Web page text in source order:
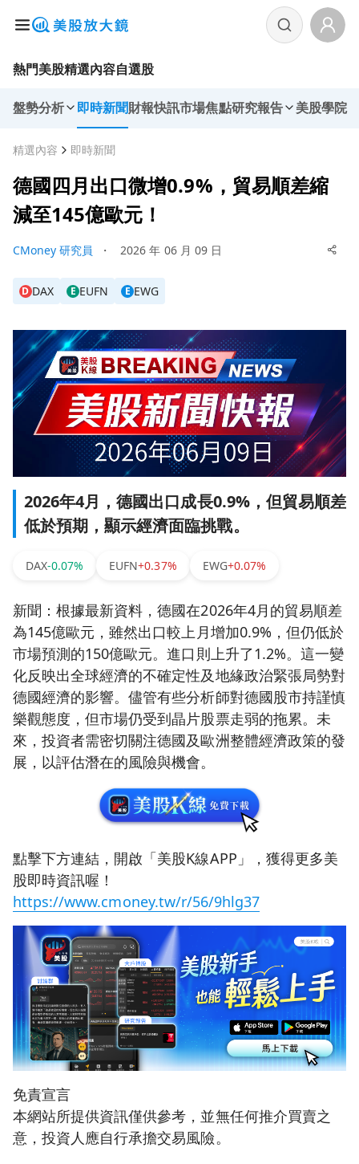
熱門美股精選內容自選股
盤勢分析 即時新聞財報快訊市場焦點研究報告 美股學院
精選內容 即時新聞
德國四月出口微增0.9%，貿易順差縮
減至145億歐元！
CMoney 研究員 ・ 2026 年 06 月 09 日
D DAX E EUFN E EWG
2026年4月，德國出口成長0.9%，但貿易順差
低於預期，顯示經濟面臨挑戰。
DAX-0.07% EUFN+0.37% EWG+0.07%
新聞：根據最新資料，德國在2026年4月的貿易順差
為145億歐元，雖然出口較上月增加0.9%，但仍低於
市場預測的150億歐元。進口則上升了1.2%。這一變
化反映出全球經濟的不確定性及地緣政治緊張局勢對
德國經濟的影響。儘管有些分析師對德國股市持謹慎
樂觀態度，但市場仍受到晶片股票走弱的拖累。未
來，投資者需密切關注德國及歐洲整體經濟政策的發
展，以評估潛在的風險與機會。
點擊下方連結，開啟「美股K線APP」，獲得更多美
股即時資訊喔！
https://www.cmoney.tw/r/56/9hlg37
免責宣言
本網站所提供資訊僅供參考，並無任何推介買賣之
意，投資人應自行承擔交易風險。